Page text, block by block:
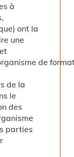
à
ont la
une
de
de la
le
des
parties